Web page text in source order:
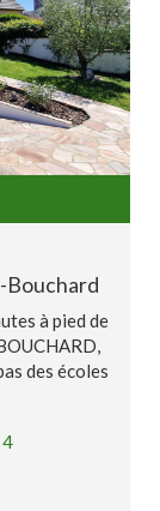
Bouchard
à pied de
des écoles
4